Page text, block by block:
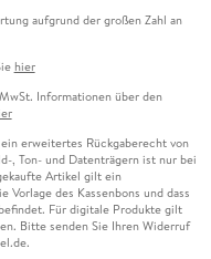
aufgrund der großen Zahl an
hier
Informationen über den
erweitertes Rückgaberecht von
, Ton- und Datenträgern ist nur bei
Artikel gilt ein
Vorlage des Kassenbons und dass
Für digitale Produkte gilt
Bitte senden Sie Ihren Widerruf